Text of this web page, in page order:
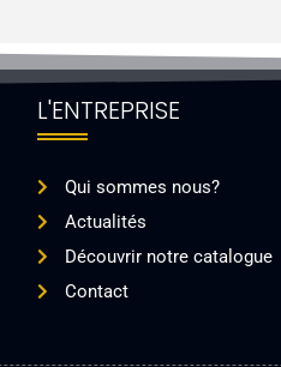
L'ENTREPRISE
Qui sommes nous?
Actualités
Découvrir notre catalogue
Contact